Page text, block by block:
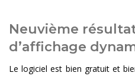
Neuvième
d’affichage
Le logiciel est bien gratuit et